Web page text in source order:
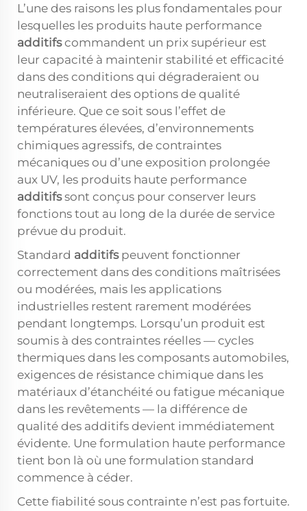
L’une des raisons les plus fondamentales pour
lesquelles les produits haute performance
additifscommandent un prix supérieur est
leur capacité à maintenir stabilité et efficacité
dans des conditions qui dégraderaient ou
neutraliseraient des options de qualité
inférieure. Que ce soit sous l’effet de
températures élevées, d’environnements
chimiques agressifs, de contraintes
mécaniques ou d’une exposition prolongée
aux UV, les produits haute performance
additifssont conçus pour conserver leurs
fonctions tout au long de la durée de service
prévue du produit.
Standard additifs peuvent fonctionner
correctement dans des conditions maîtrisées
ou modérées, mais les applications
industrielles restent rarement modérées
pendant longtemps. Lorsqu’un produit est
soumis à des contraintes réelles — cycles
thermiques dans les composants automobiles,
exigences de résistance chimique dans les
matériaux d’étanchéité ou fatigue mécanique
dans les revêtements — la différence de
qualité des additifs devient immédiatement
évidente. Une formulation haute performance
tient bon là où une formulation standard
commence à céder.
Cette fiabilité sous contrainte n’est pas fortuite.